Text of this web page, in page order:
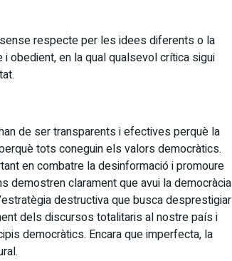
respecte per les idees diferents o la
obedient, en la qual qualsevol crítica sigui
de ser transparents i efectives perquè la
tots coneguin els valors democràtics.
en combatre la desinformació i promoure
demostren clarament que avui la democràcia
destructiva que busca desprestigiar
dels discursos totalitaris al nostre país i
democràtics. Encara que imperfecta, la